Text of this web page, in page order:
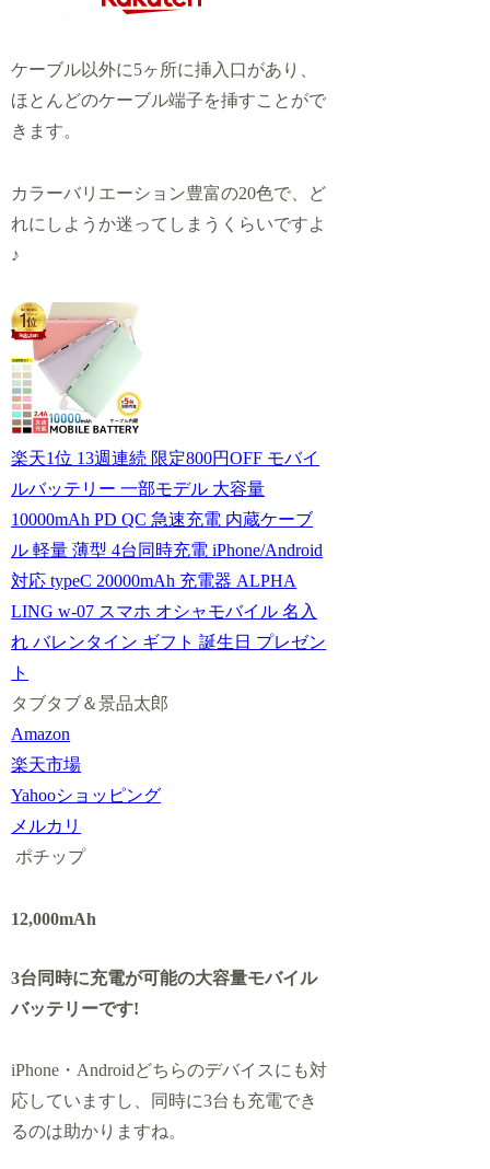
ケーブル以外に5ヶ所に挿入口があり、
ほとんどのケーブル端子を挿すことがで
きます。
カラーバリエーション豊富の20色で、ど
れにしようか迷ってしまうくらいですよ
♪
楽天1位 13週連続 限定800円OFF モバイ
ルバッテリー 一部モデル 大容量
10000mAh PD QC 急速充電 内蔵ケーブ
ル 軽量 薄型 4台同時充電 iPhone/Android
対応 typeC 20000mAh 充電器 ALPHA
LING w-07 スマホ オシャモバイル 名入
れ バレンタイン ギフト 誕生日 プレゼン
ト
タブタブ＆景品太郎
Amazon
楽天市場
Yahooショッピング
メルカリ
ポチップ
12,000mAh
3台同時に充電が可能の大容量モバイル
バッテリーです!
iPhone・Androidどちらのデバイスにも対
応していますし、同時に3台も充電でき
るのは助かりますね。